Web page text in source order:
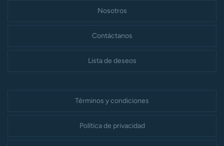
Nosotros
Contáctanos
Lista de deseos
Términos y condiciones
Política de privacidad